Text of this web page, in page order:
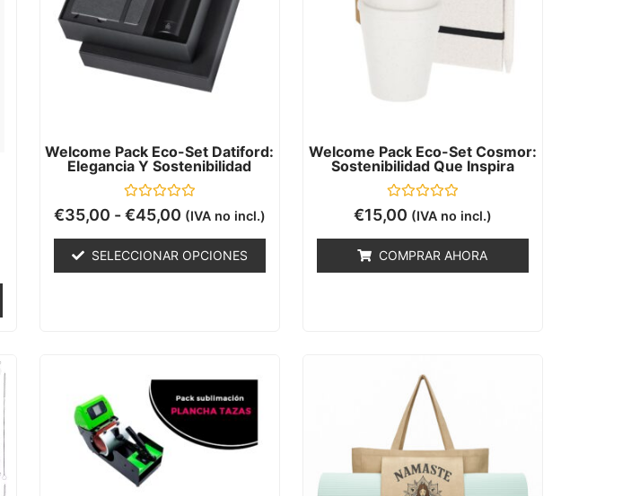
Welcome Pack Eco-Set Datiford:
Elegancia Y Sostenibilidad
Valorado
con
5
€35,00 - €45,00 (IVA no incl.)
SELECCIONAR OPCIONES
Welcome Pack Eco-Set Cosmor:
Sostenibilidad Que Inspira
Valorado
con
5
€15,00 (IVA no incl.)
COMPRAR AHORA